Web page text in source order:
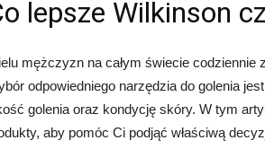
lepsze Wilkinson
mężczyzn na całym świecie
odpowiedniego narzędzia do golenia
golenia oraz kondycję skóry. W tym
aby pomóc Ci podjąć właściwą